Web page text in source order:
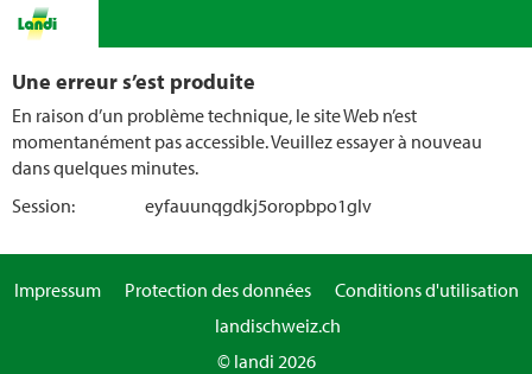
Une erreur s’est produite
En raison d’un problème technique, le site Web n’est
momentanément pas accessible. Veuillez essayer à nouveau
dans quelques minutes.
Session:
eyfauunqgdkj5oropbpo1glv
Impressum Protection des données
Conditions d'utilisation
landischweiz.ch
© landi 2026